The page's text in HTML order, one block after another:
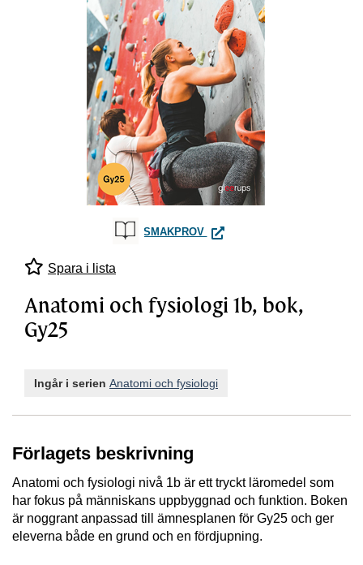
SMAKPROV ANATOMI OCH FYSIOLOGI
Spara i lista
Anatomi och fysiologi 1b, bok,
Gy25
Ingår i serien Anatomi och fysiologi
Förlagets beskrivning
Anatomi och fysiologi nivå 1b är ett tryckt läromedel som
har fokus på människans uppbyggnad och funktion. Boken
är noggrant anpassad till ämnesplanen för Gy25 och ger
eleverna både en grund och en fördjupning.